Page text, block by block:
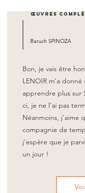
Œuvres
Baruch SPINOZA
Bon, je vais être
LENOIR m'a donné
apprendre plus sur
ci, je ne l'ai pas
Néanmoins, j'aime
compagnie de
j'espère que je
un jour !